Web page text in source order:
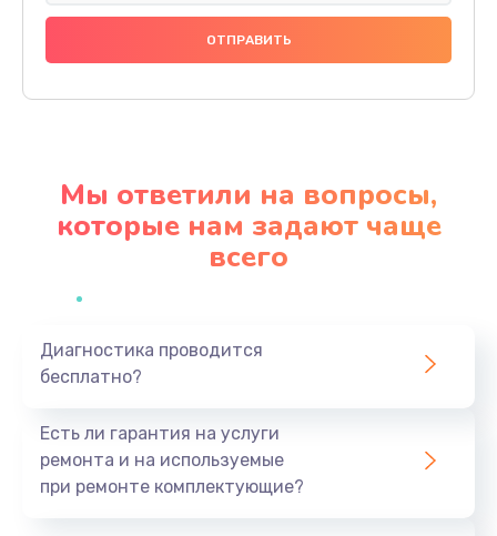
Замена праймера
1000 руб.
Заказать
Профилактическая чистка
Заказать
Мы ответили на вопросы,
которые нам задают чаще
всего
Диагностика проводится
бесплатно?
Есть ли гарантия на услуги
ремонта и на используемые
при ремонте комплектующие?